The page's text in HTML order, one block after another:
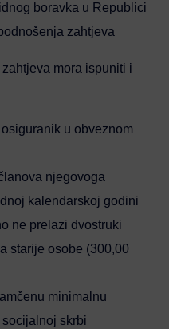
boravka u Republici
zahtjeva
mora ispuniti i
u obveznom
njegovoga
kalendarskoj godini
ne prelazi dvostruki
starije osobe (300,00
minimalnu
skrbi